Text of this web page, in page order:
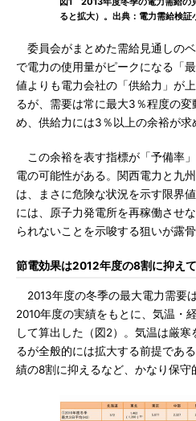
ると拡大）。出典：電力需給検証
委員会がまとめた需給見通しの
で電力の使用量がピークになる「
値よりも電力会社の「供給力」が
るが、需要は常に最大3％程度の
め、供給力には3％以上の余裕が求
この余裕を表す指標が「予備率
電の可能性がある。関西電力と九
は、まさに危険な状況を示す限界
には、原子力発電所を再稼働させ
られないことを示唆する狙いが露骨
節電効果は2012年度の8割に抑え
2013年度の冬季の最大電力需要
2010年度の実績をもとに、気温・
して算出した（図2）。気温は厳
るが全般的には拡大する前提であ
績の8割に抑えるなど、かなり保守